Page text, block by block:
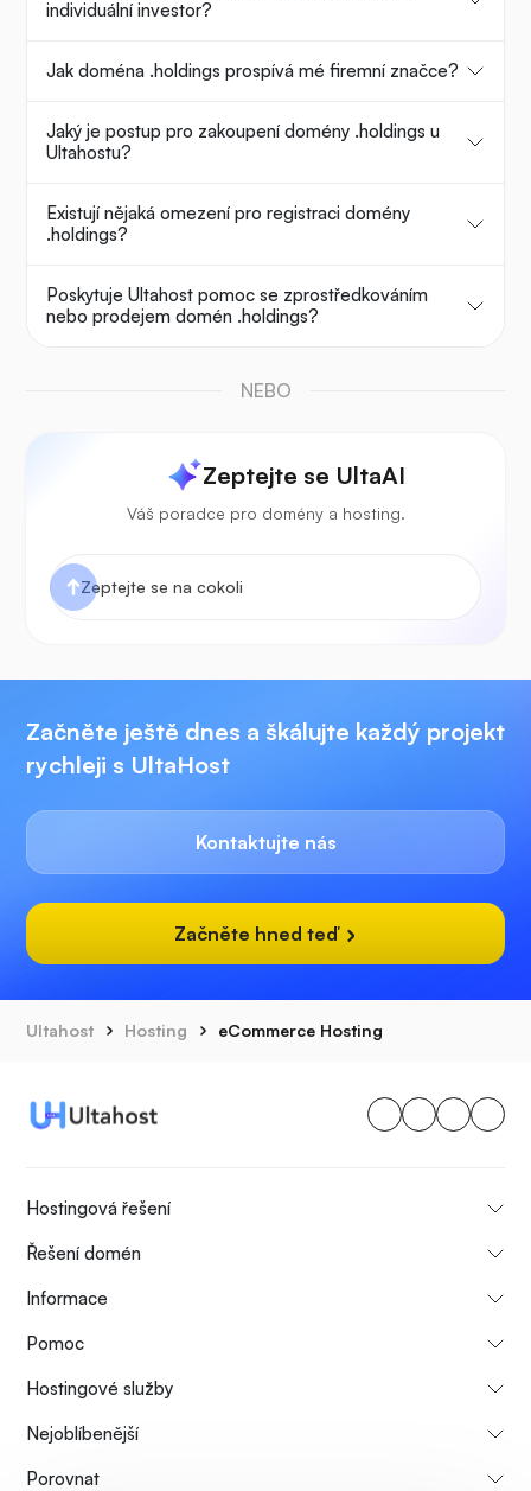
individuální investor?
Jak doména .holdings prospívá mé firemní značce?
Jaký je postup pro zakoupení domény .holdings u
Ultahostu?
Existují nějaká omezení pro registraci domény
.holdings?
Poskytuje Ultahost pomoc se zprostředkováním
nebo prodejem domén .holdings?
NEBO
Zeptejte se UltaAI
Váš poradce pro domény a hosting.
Začněte ještě dnes a škálujte každý projekt
rychleji s UltaHost
Kontaktujte nás
Začněte hned teď
Ultahost Hosting eCommerce Hosting
Hostingová řešení
Řešení domén
Informace
Pomoc
Hostingové služby
Nejoblíbenější
Porovnat